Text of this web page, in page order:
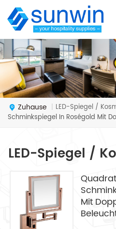
Zuhause | LED-Spiegel /
Schminkspiegel In Roségold Mit
LED-Spiegel /
Mit